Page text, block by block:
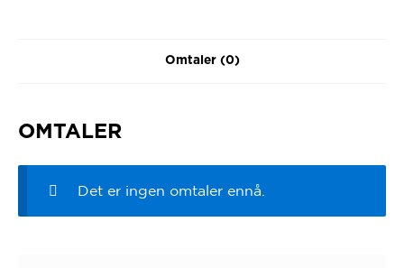
Omtaler (0)
OMTALER
Det er ingen omtaler ennå.